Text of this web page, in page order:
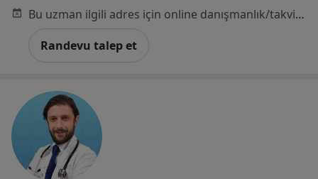
Bu uzman ilgili adres için online danışmanlık/takvim sunmuyor.
Randevu talep et